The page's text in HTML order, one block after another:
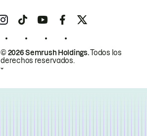
© 2026 Semrush Holdings.Todos los
derechos reservados.